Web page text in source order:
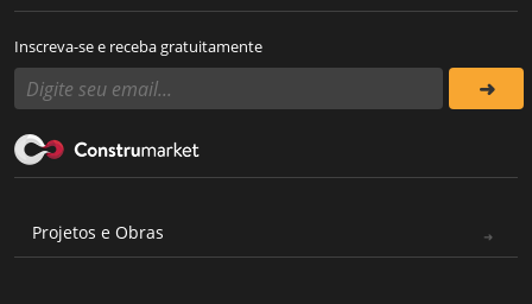
Inscreva-se e receba gratuitamente
Projetos e Obras